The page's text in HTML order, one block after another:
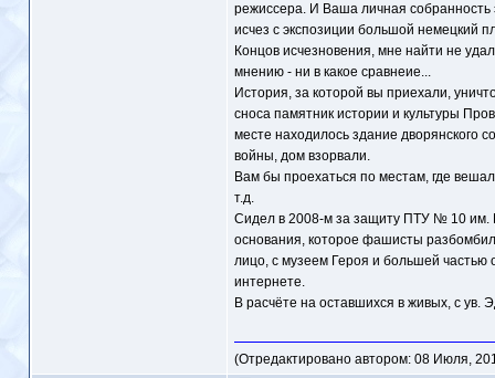
режиссера. И Ваша личная собранность
исчез с экспозиции большой немецкий
Концов исчезновения, мне найти не
мнению - ни в какое сравнеие...
История, за которой вы приехали,
сноса памятник истории и культуры
месте находилось здание дворянского
войны, дом взорвали.
Вам бы проехаться по местам, где
т.д.
Сидел в 2008-м за защиту ПТУ № 10 им.
основания, которое фашисты
лицо, с музеем Героя и большей
интернете.
В расчёте на оставшихся в живых, с ув.
(Отредактировано автором: 08 Июля,